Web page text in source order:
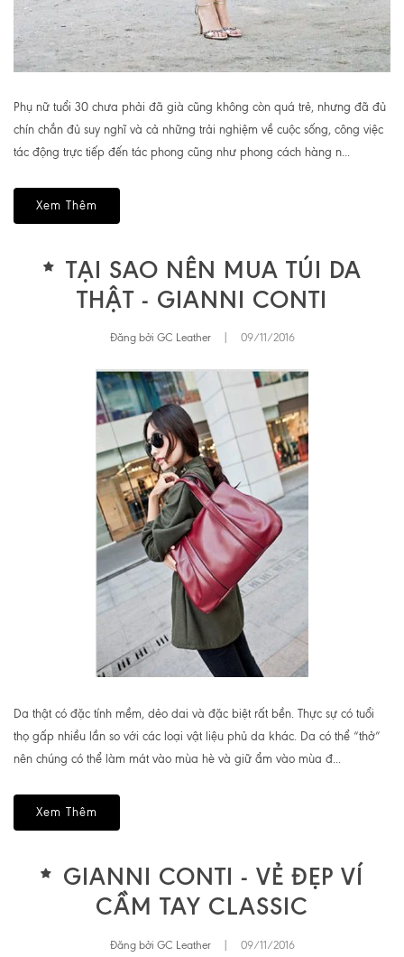
Phụ nữ tuổi 30 chưa phải đã già cũng không còn quá trẻ, nhưng đã đủ
chín chắn đủ suy nghĩ và cả những trải nghiệm về cuộc sống, công việc
tác động trực tiếp đến tác phong cũng như phong cách hàng n...
Xem Thêm
TẠI SAO NÊN MUA TÚI DA
THẬT - GIANNI CONTI
Đăng bởi GC Leather 09/11/2016
Da thật có đặc tính mềm, dẻo dai và đặc biệt rất bền. Thực sự có tuổi
thọ gấp nhiều lần so với các loại vật liệu phủ da khác. Da có thể “thở”
nên chúng có thể làm mát vào mùa hè và giữ ẩm vào mùa đ...
Xem Thêm
GIANNI CONTI - VẺ ĐẸP VÍ
CẦM TAY CLASSIC
Đăng bởi GC Leather 09/11/2016